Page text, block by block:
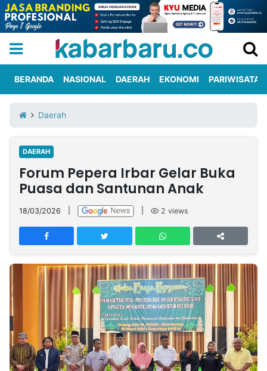
Iklan
Berita
Kami
Nasional
International
Olahraga
Entertainment
Daerah
Pariwisata
Kuliner
Kolom
Network
PT
TREETAN
MULTIMEDIA
INDONESIA
Insight
NTB
Suara
Time
Lens
IDN
Daily
Jogja
Jalan
Rakyat
Idealita
News
Kita
Notice
Radar
Baru
Seedbacklink
BERANDA NASIONAL DAERAH EKONOMI PARIWISATA
Daerah
DAERAH
Forum Pepera Irbar Gelar Buka
Puasa dan Santunan Anak
18/03/2026 2 views